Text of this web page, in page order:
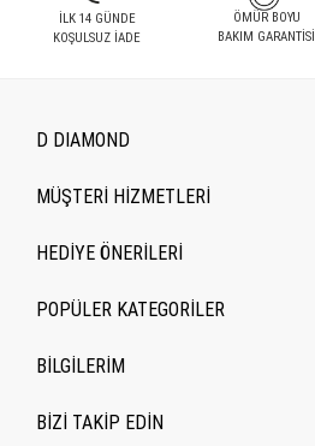
İLK 14 GÜNDE
KOŞULSUZ İADE
ÖMÜR BOYU
BAKIM GARANTİSİ
D DIAMOND
MÜŞTERİ HİZMETLERİ
HEDİYE ÖNERİLERİ
POPÜLER KATEGORILER
BİLGİLERİM
BİZİ TAKİP EDİN